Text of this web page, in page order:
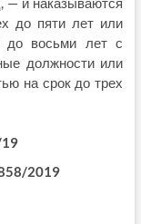
до пяти лет или
до восьми лет с
должности или
на срок до трех
2019